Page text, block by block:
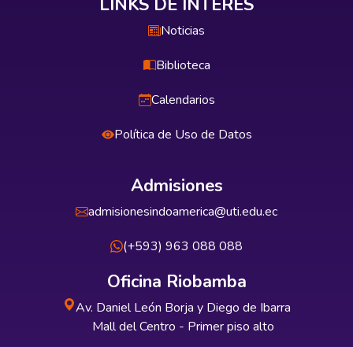
LINKS DE INTERÉS
Noticias
Biblioteca
Calendarios
Política de Uso de Datos
Admisiones
admisionesindoamerica@uti.edu.ec
(+593) 963 088 088
Oficina Riobamba
Av. Daniel León Borja y Diego de Ibarra
Mall del Centro - Primer piso alto